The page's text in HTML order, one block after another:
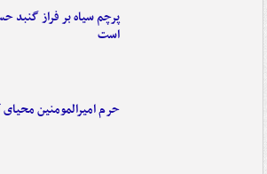
پرچم سیاه بر فراز گنبد
است
حرم امیرالمومنین